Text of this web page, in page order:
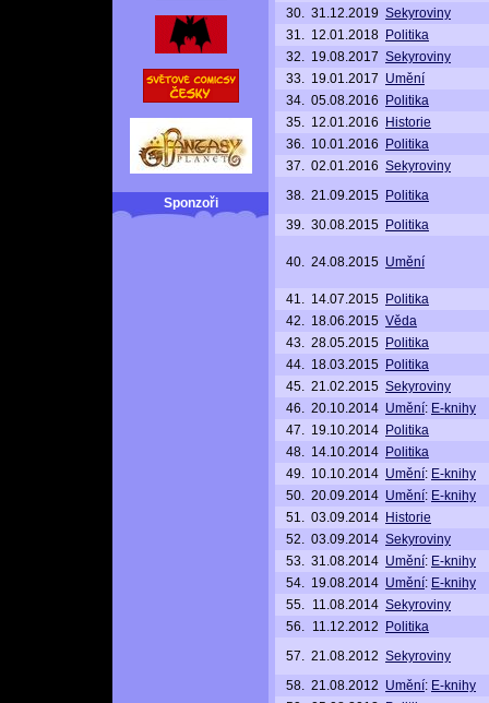
Sponzoři
30. 31.12.2019 Sekyroviny
31. 12.01.2018 Politika
32. 19.08.2017 Sekyroviny
33. 19.01.2017 Umění
34. 05.08.2016
Politika
35. 12.01.2016
Historie
36. 10.01.2016
Politika
37. 02.01.2016 Sekyroviny
38. 21.09.2015 Politika
39. 30.08.2015 Politika
40. 24.08.2015 Umění
41. 14.07.2015 Politika
42. 18.06.2015 Věda
43. 28.05.2015 Politika
44. 18.03.2015 Politika
45. 21.02.2015 Sekyroviny
46. 20.10.2014 Umění: E-knihy
47. 19.10.2014 Politika
48. 14.10.2014 Politika
49. 10.10.2014 Umění: E-knihy
50. 20.09.2014 Umění: E-knihy
51. 03.09.2014 Historie
52. 03.09.2014 Sekyroviny
53. 31.08.2014 Umění: E-knihy
54. 19.08.2014 Umění: E-knihy
55. 11.08.2014 Sekyroviny
56. 11.12.2012
Politika
57. 21.08.2012 Sekyroviny
58. 21.08.2012 Umění: E-knihy